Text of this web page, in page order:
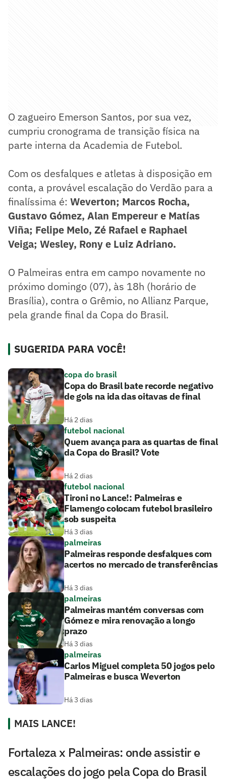
O zagueiro Emerson Santos, por sua vez,
cumpriu cronograma de transição física na
parte interna da Academia de Futebol.
Com os desfalques e atletas à disposição em
conta, a provável escalação do Verdão para a
finalíssima é: Weverton; Marcos Rocha,
Gustavo Gómez, Alan Empereur e Matías
Viña; Felipe Melo, Zé Rafael e Raphael
Veiga; Wesley, Rony e Luiz Adriano.
O Palmeiras entra em campo novamente no
próximo domingo (07), às 18h (horário de
Brasília), contra o Grêmio, no Allianz Parque,
pela grande final da Copa do Brasil.
SUGERIDA PARA VOCÊ!
copa do brasil
Copa do Brasil bate recorde negativo
de gols na ida das oitavas de final
Há 2 dias
futebol nacional
Quem avança para as quartas de final
da Copa do Brasil? Vote
Há 2 dias
futebol nacional
Tironi no Lance!: Palmeiras e
Flamengo colocam futebol brasileiro
sob suspeita
Há 3 dias
palmeiras
Palmeiras responde desfalques com
acertos no mercado de transferências
Há 3 dias
palmeiras
Palmeiras mantém conversas com
Gómez e mira renovação a longo
prazo
Há 3 dias
palmeiras
Carlos Miguel completa 50 jogos pelo
Palmeiras e busca Weverton
Há 3 dias
MAIS LANCE!
Fortaleza x Palmeiras: onde assistir e
escalações do jogo pela Copa do Brasil